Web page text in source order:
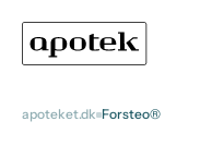
apoteket.dk Forsteo®